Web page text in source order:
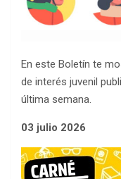
En este Boletín te
de interés juvenil
última semana.
03 julio 2026